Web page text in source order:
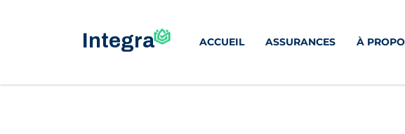
ACCUEIL ASSURANCES À